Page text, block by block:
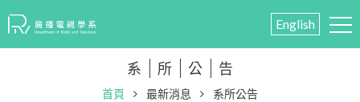
English
系 所 公 告
首頁 最新消息 系所公告